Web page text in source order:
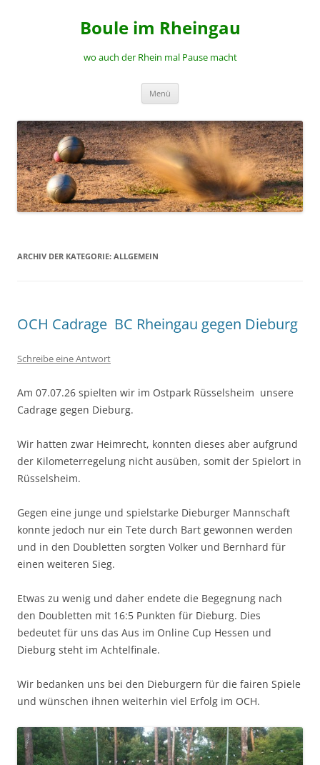
Boule im Rheingau
wo auch der Rhein mal Pause macht
Menü
ARCHIV DER KATEGORIE: ALLGEMEIN
OCH Cadrage BC Rheingau gegen Dieburg
Schreibe eine Antwort
Am 07.07.26 spielten wir im Ostpark Rüsselsheim unsere
Cadrage gegen Dieburg.
Wir hatten zwar Heimrecht, konnten dieses aber aufgrund
der Kilometerregelung nicht ausüben, somit der Spielort in
Rüsselsheim.
Gegen eine junge und spielstarke Dieburger Mannschaft
konnte jedoch nur ein Tete durch Bart gewonnen werden
und in den Doubletten sorgten Volker und Bernhard für
einen weiteren Sieg.
Etwas zu wenig und daher endete die Begegnung nach
den Doubletten mit 16:5 Punkten für Dieburg. Dies
bedeutet für uns das Aus im Online Cup Hessen und
Dieburg steht im Achtelfinale.
Wir bedanken uns bei den Dieburgern für die fairen Spiele
und wünschen ihnen weiterhin viel Erfolg im OCH.